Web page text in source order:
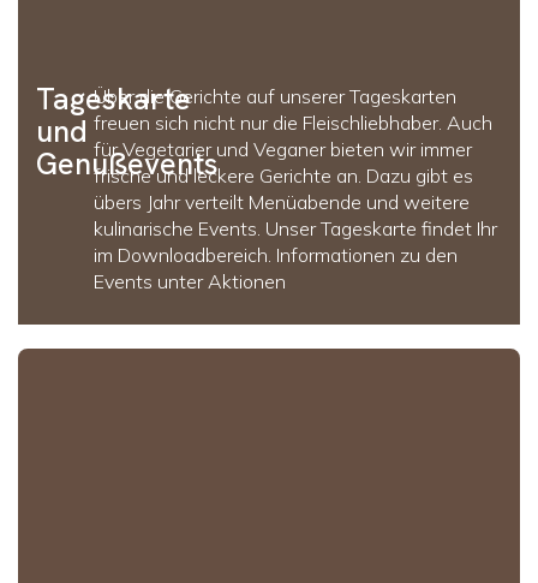
Tageskarte
und
Genußevents
Über die Gerichte auf unserer Tageskarten
freuen sich nicht nur die Fleischliebhaber. Auch
für Vegetarier und Veganer bieten wir immer
frische und leckere Gerichte an. Dazu gibt es
übers Jahr verteilt Menüabende und weitere
kulinarische Events. Unser Tageskarte findet Ihr
im Downloadbereich. Informationen zu den
Events unter Aktionen